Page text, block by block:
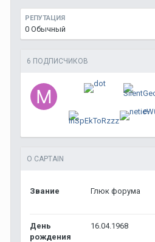
РЕПУТАЦИЯ
0 Обычный
6 ПОДПИСЧИКОВ
О CAPTAIN
Звание Глюк форума
День
рождения
16.04.1968